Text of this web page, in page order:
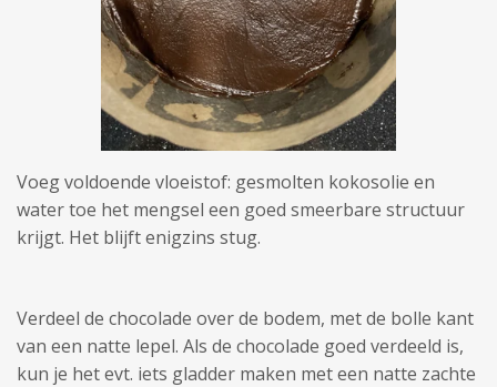
Voeg voldoende vloeistof: gesmolten kokosolie en
water toe het mengsel een goed smeerbare structuur
krijgt. Het blijft enigzins stug.
Verdeel de chocolade over de bodem, met de bolle kant
van een natte lepel. Als de chocolade goed verdeeld is,
kun je het evt. iets gladder maken met een natte zachte